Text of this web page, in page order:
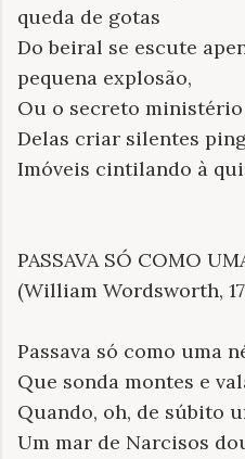
queda de gotas
Do beiral se escute
pequena explosão,
Ou o secreto ministério
Delas criar silentes
Imóveis cintilando à
PASSAVA SÓ COMO
(William Wordsworth,
Passava só como uma
Que sonda montes e
Quando, oh, de súbito
Um mar de Narcisos